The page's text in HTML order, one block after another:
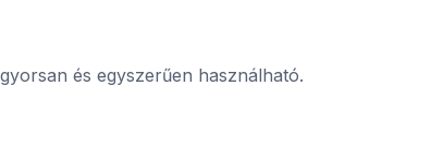
és egyszerűen használható.